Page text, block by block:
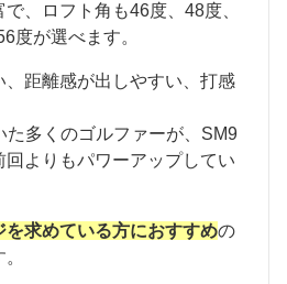
、ロフト角も46度、48度、
度が選べます。
、距離感が出しやすい、打感
た多くのゴルファーが、SM9
よりもパワーアップしてい
求めている方におすすめの